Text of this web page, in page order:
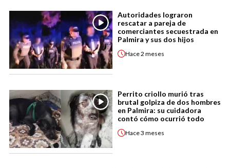
Autoridades lograron
rescatar a pareja de
comerciantes secuestrada en
Palmira y sus dos hijos
Hace2 meses
Perrito criollo murió tras
brutal golpiza de dos hombres
en Palmira: su cuidadora
contó cómo ocurrió todo
Hace3 meses